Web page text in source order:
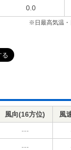
0.0
※日最高気温・
風向(16方位) 風
---
---